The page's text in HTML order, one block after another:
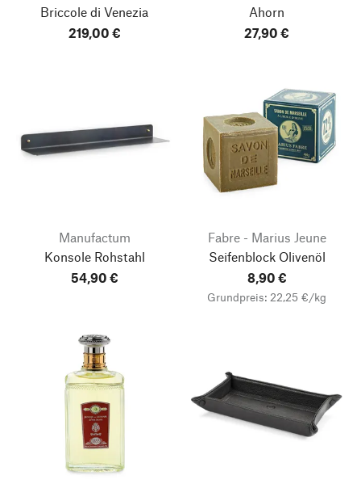
Briccole di Venezia
219,00 €
Ahorn
27,90 €
Manufactum
Konsole Rohstahl
54,90 €
Fabre - Marius Jeune
Seifenblock Olivenöl
8,90 €
Grundpreis: 22,25 €/kg